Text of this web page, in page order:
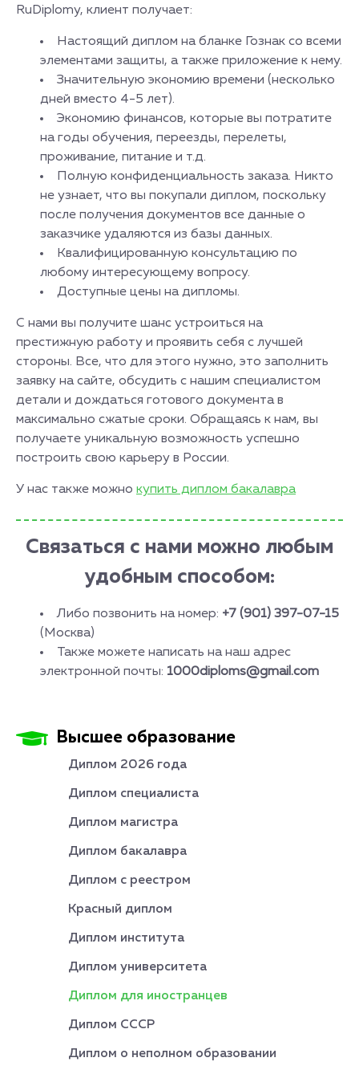
RuDiplomy, клиент получает:
Настоящий диплом на бланке Гознак со всеми
элементами защиты, а также приложение к нему.
Значительную экономию времени (несколько
дней вместо 4-5 лет).
Экономию финансов, которые вы потратите
на годы обучения, переезды, перелеты,
проживание, питание и т.д.
Полную конфиденциальность заказа. Никто
не узнает, что вы покупали диплом, поскольку
после получения документов все данные о
заказчике удаляются из базы данных.
Квалифицированную консультацию по
любому интересующему вопросу.
Доступные цены на дипломы.
С нами вы получите шанс устроиться на
престижную работу и проявить себя с лучшей
стороны. Все, что для этого нужно, это заполнить
заявку на сайте, обсудить с нашим специалистом
детали и дождаться готового документа в
максимально сжатые сроки. Обращаясь к нам, вы
получаете уникальную возможность успешно
построить свою карьеру в России.
У нас также можно купить диплом бакалавра
Связаться с нами можно любым
удобным способом:
Либо позвонить на номер: +7 (901) 397-07-15
(Москва)
Также можете написать на наш адрес
электронной почты: 1000diploms@gmail.com
Высшее образование
Диплом 2026 года
Диплом специалиста
Диплом магистра
Диплом бакалавра
Диплом с реестром
Красный диплом
Диплом института
Диплом университета
Диплом для иностранцев
Диплом СССР
Диплом о неполном образовании